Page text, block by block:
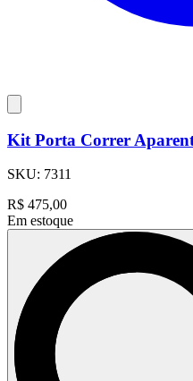
Kit Porta Correr
SKU: 7311
R$ 475,00
Em estoque